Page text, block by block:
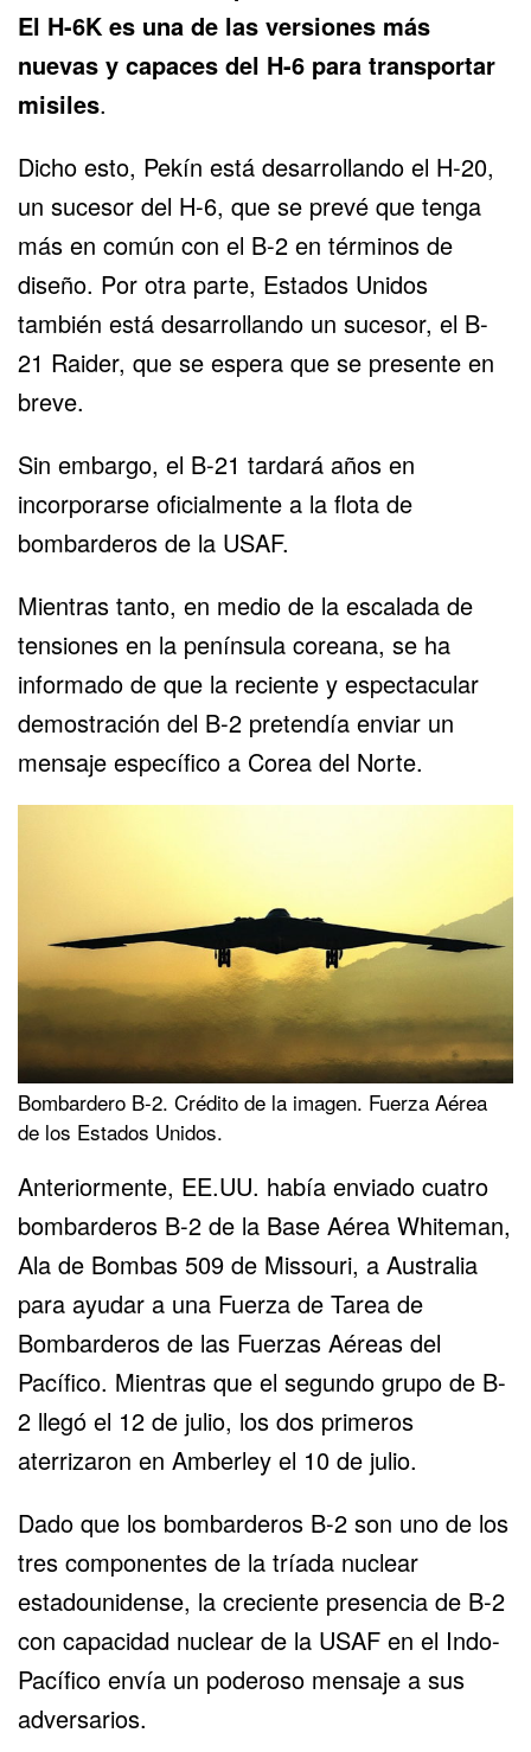
El H-6K es una de las versiones más
nuevas y capaces del H-6 para transportar
misiles.
Dicho esto, Pekín está desarrollando el H-20,
un sucesor del H-6, que se prevé que tenga
más en común con el B-2 en términos de
diseño. Por otra parte, Estados Unidos
también está desarrollando un sucesor, el B-
21 Raider, que se espera que se presente en
breve.
Sin embargo, el B-21 tardará años en
incorporarse oficialmente a la flota de
bombarderos de la USAF.
Mientras tanto, en medio de la escalada de
tensiones en la península coreana, se ha
informado de que la reciente y espectacular
demostración del B-2 pretendía enviar un
mensaje específico a Corea del Norte.
Bombardero B-2. Crédito de la imagen. Fuerza Aérea
de los Estados Unidos.
Anteriormente, EE.UU. había enviado cuatro
bombarderos B-2 de la Base Aérea Whiteman,
Ala de Bombas 509 de Missouri, a Australia
para ayudar a una Fuerza de Tarea de
Bombarderos de las Fuerzas Aéreas del
Pacífico. Mientras que el segundo grupo de B-
2 llegó el 12 de julio, los dos primeros
aterrizaron en Amberley el 10 de julio.
Dado que los bombarderos B-2 son uno de los
tres componentes de la tríada nuclear
estadounidense, la creciente presencia de B-2
con capacidad nuclear de la USAF en el Indo-
Pacífico envía un poderoso mensaje a sus
adversarios.